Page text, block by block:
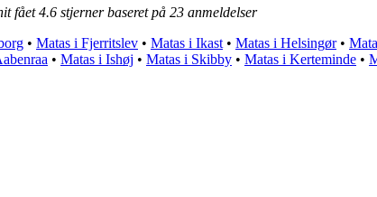
fået4.6 stjerner baseret på 23 anmeldelser
• Matas i Fjerritslev • Matas i Ikast • Matas i Helsingør•
• Matas i Ishøj • Matas i Skibby • Matas i Kerteminde •